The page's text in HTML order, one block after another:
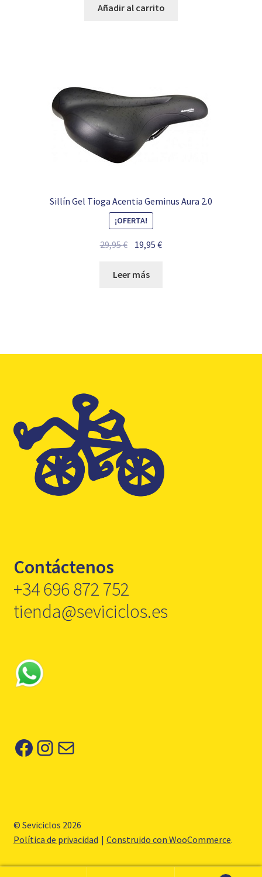
originalactual
Añadir al carrito
Sillín Gel Tioga Acentia Geminus Aura 2.0
¡OFERTA!
29,95€ El
original
19,95€El
Leer más
Contáctenos
+34 696 872 752
tienda@seviciclos.es
Facebook
Instagram
Correo electrónico
© Seviciclos 2026
Política de privacidad
Construido con WooCommerce.